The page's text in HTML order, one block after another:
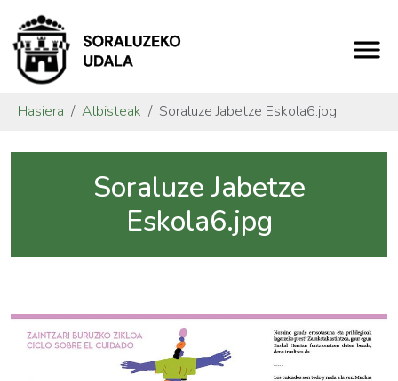
Hasiera Albisteak Soraluze Jabetze Eskola6.jpg
Soraluze Jabetze
Eskola6.jpg